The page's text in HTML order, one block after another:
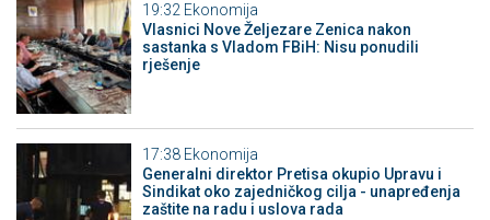
19:32 Ekonomija
Vlasnici Nove Željezare Zenica nakon
sastanka s Vladom FBiH: Nisu ponudili
rješenje
17:38 Ekonomija
Generalni direktor Pretisa okupio Upravu i
Sindikat oko zajedničkog cilja - unapređenja
zaštite na radu i uslova rada